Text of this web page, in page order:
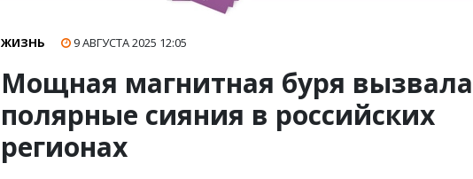
ЖИЗНЬ 9 АВГУСТА 2025 12:05
Мощная магнитная буря вызвала
полярные сияния в российских
регионах